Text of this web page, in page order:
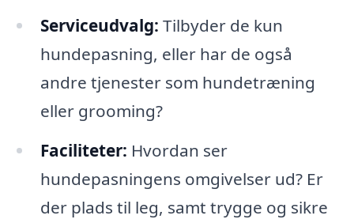
Serviceudvalg: Tilbyder de kun
hundepasning, eller har de også
andre tjenester som hundetræning
eller grooming?
Faciliteter: Hvordan ser
hundepasningens omgivelser ud? Er
der plads til leg, samt trygge og sikre